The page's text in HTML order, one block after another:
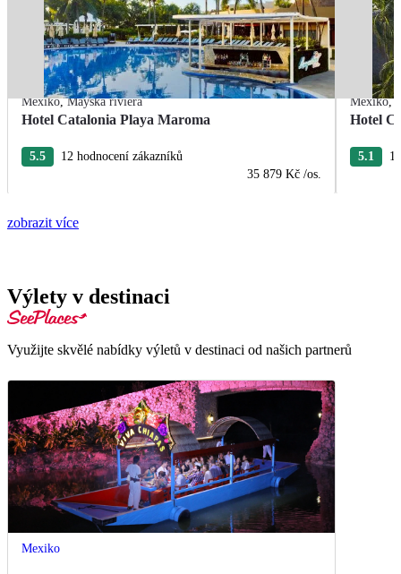
Mexiko,Mayská riviéra
Hotel Catalonia Playa Maroma
5.5
12 hodnocení zákazníků
35 879 Kč /os.
Mexiko,
Hotel
5.1
zobrazit více
Výlety v destinaci
Využijte skvělé nabídky výletů v destinaci od našich partnerů
Mexiko